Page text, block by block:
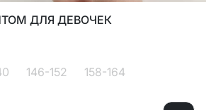
ДЛЯ ДЕВОЧЕК
146-152 158-164